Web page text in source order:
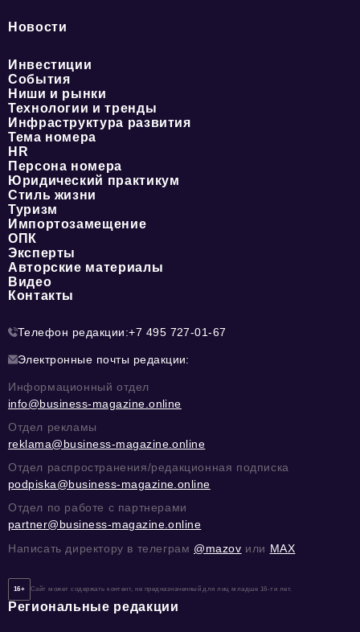
Новости
Инвестиции
События
Ниши и рынки
Технологии и тренды
Инфраструктура развития
Тема номера
HR
Персона номера
Юридический практикум
Стиль жизни
Туризм
Импортозамещение
ОПК
Эксперты
Авторские материалы
Видео
Контакты
Телефон редакции:+7 495 727-01-67
Электронные почты редакции:
Информационный отдел
info@business-magazine.online
Отдел рекламы
reklama@business-magazine.online
Отдел распространения/редакционная подписка
podpiska@business-magazine.online
Отдел по работе с партнерами
partner@business-magazine.online
Написать директору в телеграм @mazov или MAX
16+ Сайт может содержать контент, не предназначенный для лиц младше 16-ти лет.
Региональные редакции